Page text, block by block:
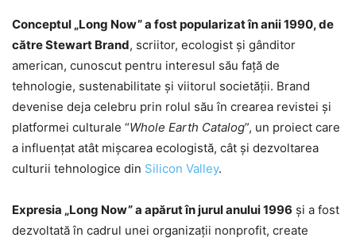
Conceptul „Long Now” a fost popularizat în anii 1990, de
către Stewart Brand, scriitor, ecologist și gânditor
american, cunoscut pentru interesul său față de
tehnologie, sustenabilitate și viitorul societății. Brand
devenise deja celebru prin rolul său în crearea revistei și
platformei culturale “Whole Earth Catalog”, un proiect care
a influențat atât mișcarea ecologistă, cât și dezvoltarea
culturii tehnologice din Silicon Valley.
Expresia „Long Now” a apărut în jurul anului 1996 și a fost
dezvoltată în cadrul unei organizații nonprofit, create